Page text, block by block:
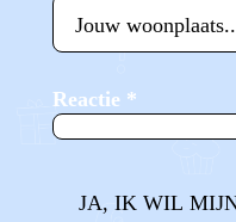
Reactie *
JA, IK WIL